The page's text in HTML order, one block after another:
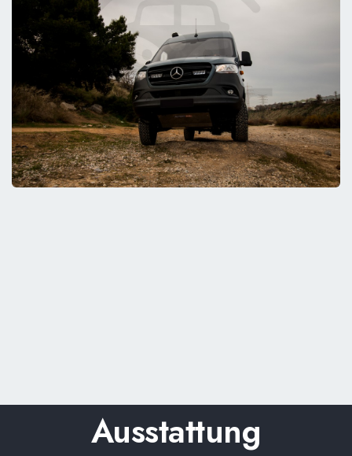
Ausstattung